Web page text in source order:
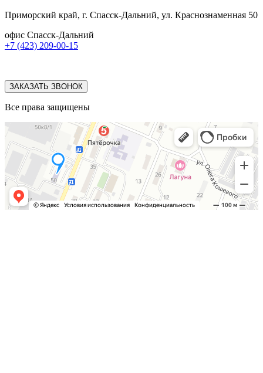
Приморский край, г. Спасск-Дальний, ул. Краснознаменная 50
офис Спасск-Дальний
+7 (423) 209-00-15
ЗАКАЗАТЬ ЗВОНОК
Все права защищены